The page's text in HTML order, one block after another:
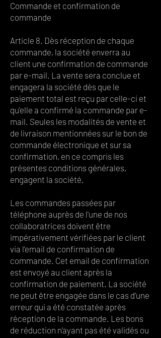
Commande et confirmation de
commande
Article 8. Dès réception de chaque
commande, la société enverra au
client une confirmation de commande
par e-mail. La vente sera conclue et
engagera la société dès que le
paiement total est reçu par celle-ci et
qu'elle a confirmé la commande par e-
mail. Seules les modalités de vente et
de livraison mentionnées sur le bon de
commande électronique et sur sa
confirmation, en ce compris les
présentes conditions générales,
engagent la société.
Les commandes passées par
téléphone auprès de l'une de nos
collaboratrices doivent être
impérativement vérifiées par le client
via l'email de confirmation de
commande. Cet email de confirmation
est envoyé au client après la
confirmation de paiement. La société
ne peut être engagée dans le cas d'une
erreur qui a été constatée après
réception de la commande. Les bons
de réduction n’ayant pas été validés ou